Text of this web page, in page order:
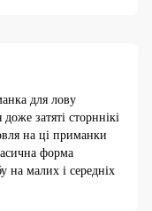
для лову
затяті сторннікі
на ці приманки
форма
на малих і середніх